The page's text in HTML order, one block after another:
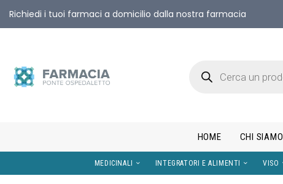
Richiedi i tuoi farmaci a domicilio dalla nostra farmacia
HOME CHI SIAMO